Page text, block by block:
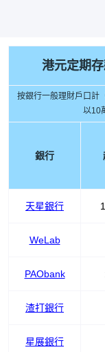
港元定期
按銀行一般理財戶口計
以10
銀行
天星銀行
WeLab
PAObank
渣打銀行
星展銀行